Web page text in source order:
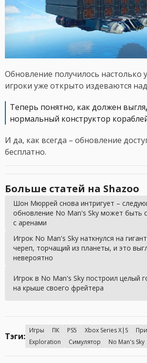
Обновление получилось настолько
игроки уже открыто издеваются
Теперь понятно, как должен
нормальный конструктор
И да, как всегда – обновление
бесплатно.
Больше статей на Shazoo
Шон Мюррей снова интригует –
обновление No Man's Sky может быть
с аренами
Игрок No Man's Sky наткнулся на
череп, торчащий из планеты, и это
невероятно
Игрок в No Man's Sky построил целый
на крыше своего фрейтера
Тэги:
Игры ПК PS5 Xbox Series X|S
Exploration
Симулятор No Man's Sky